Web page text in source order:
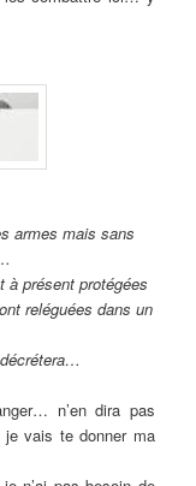
armes mais sans
à présent protégées
reléguées dans un
n’en dira pas
vais te donner ma